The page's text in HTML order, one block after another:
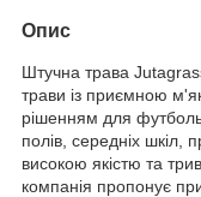
Опис
Штучна трава
трави із приємною
рішенням для
полів, середніх шкіл,
високою якістю та
компанія пропонує